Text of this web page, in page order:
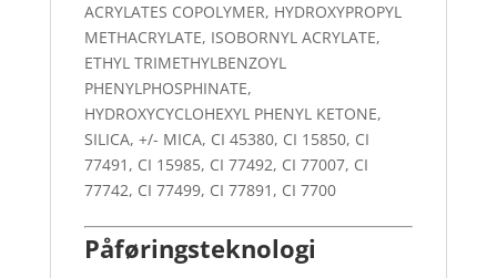
ACRYLATES COPOLYMER, HYDROXYPROPYL
METHACRYLATE, ISOBORNYL ACRYLATE,
ETHYL TRIMETHYLBENZOYL
PHENYLPHOSPHINATE,
HYDROXYCYCLOHEXYL PHENYL KETONE,
SILICA, +/- MICA, CI 45380, CI 15850, CI
77491, CI 15985, CI 77492, CI 77007, CI
77742, CI 77499, CI 77891, CI 7700
Påføringsteknologi